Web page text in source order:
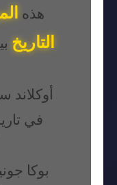
هذه
التاريخ
أوكلاند
في
بوكا